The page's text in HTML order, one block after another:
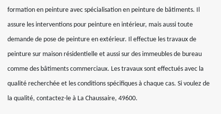
formation en peinture avec spécialisation en peinture de bâtiments. Il
assure les interventions pour peinture en intérieur, mais aussi toute
demande de pose de peinture en extérieur. Il effectue les travaux de
peinture sur maison résidentielle et aussi sur des immeubles de bureau
comme des bâtiments commerciaux. Les travaux sont effectués avec la
qualité recherchée et les conditions spécifiques à chaque cas. Si voulez de
la qualité, contactez-le à La Chaussaire, 49600.